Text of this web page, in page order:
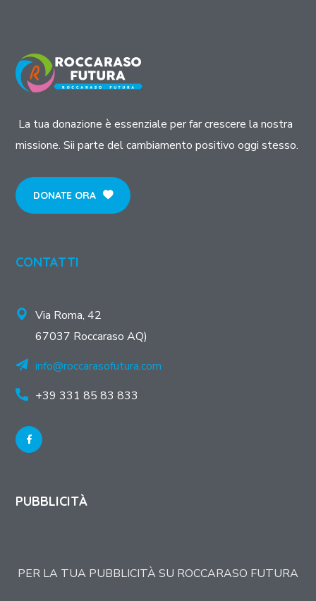
La tua donazione è essenziale per far crescere la nostra
missione. Sii parte del cambiamento positivo oggi stesso.
DONATE ORA
CONTATTI
Via Roma, 42
67037 Roccaraso AQ)
info@roccarasofutura.com
+39 331 85 83 833
PUBBLICITÀ
PER LA TUA PUBBLICITÀ SU ROCCARASO FUTURA